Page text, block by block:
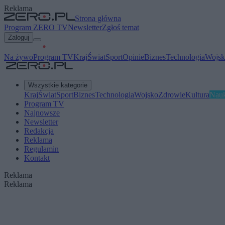
Reklama
Strona główna
Program ZERO TVNewsletterZgłoś temat
Zaloguj
Na żywoProgram TVKrajŚwiatSportOpinieBiznesTechnologia
Wszystkie kategorie
KrajŚwiatSportBiznesTechnologiaWojskoZdrowieKultura
Program TV
Najnowsze
Newsletter
Redakcja
Reklama
Regulamin
Kontakt
Reklama
Reklama